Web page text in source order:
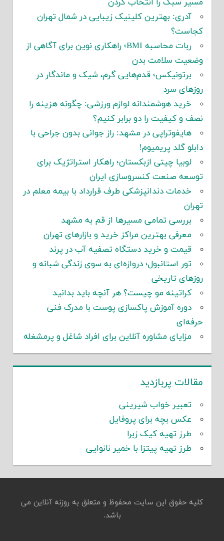
مسیر سبک را انتخاب کردن
آدری: بهترین کلینیک زیبایی در شمال تهران
کجاست؟
ربات محاسبه BMI؛ راهکاری نوین برای آگاهی از
وضعیت سلامت بدن
برتونیکس؛ قدم‌هایی گرم، شیک و ماندگار در
روزهای سرد
خرید هوشمندانه لوازم ورزشی: چگونه هزینه را
نصف و کیفیت را دو برابر کنیم؟
هایفوتراپی در مشهد: راز جوانی بدون جراحی با
دابلو گلد پریمیوم!
لوبیا چیتی ازبکستان؛ راهکار استراتژیک برای
توسعه صنعت کنسروسازی ایران
خدمات دندانپزشکی طرف قرارداد با بیمه معلم در
تهران
بررسی تمامی مسیرها از قم به مشهد
معرفی بهترین مراکز خرید و بازارهای تهران
قیمت و خرید دستگاه تصفیه آب در پرند
تور استانبول؛ دروازه‌ای به سوی زندگی شبانه و
روزهای تاریخی
کراتینه مو چیست؟ هر آنچه باید بدانید
دوره آموزش پاکسازی پوست با مدرک فنی
حرفه‌ای
مزایای مشاوره آنلاین برای افراد شاغل و پرمشغله
مقالات پربازدید
تعبیر خواب شیرینی
عکس بچه برای پروفایل
طرز تهیه کیک زبرا
طرز تهیه پیتزا با خمیر نانوایی
کلیه حقوق این سایت محفوظ و متعلق به روزنه آنلاین می
باشد.